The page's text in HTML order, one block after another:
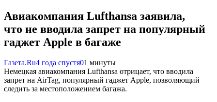
Авиакомпания Lufthansa заявила,
что не вводила запрет на популярный
гаджет Apple в багаже
Газета.Ru4 года спустя01 минуты
Немецкая авиакомпания Lufthansa отрицает, что вводила
запрет на AirTag, популярный гаджет Apple, позволяющий
следить за местоположением багажа.